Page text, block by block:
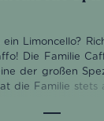
Limoncello?
Die Familie
der großen
die Familie stets
nur